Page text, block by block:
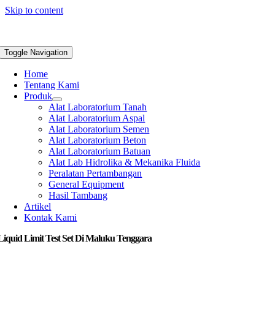
Skip to content
Toggle Navigation
Home
Tentang Kami
Produk
Alat Laboratorium Tanah
Alat Laboratorium Aspal
Alat Laboratorium Semen
Alat Laboratorium Beton
Alat Laboratorium Batuan
Alat Lab Hidrolika & Mekanika Fluida
Peralatan Pertambangan
General Equipment
Hasil Tambang
Artikel
Kontak Kami
Limit Test Set Di Maluku Tenggara